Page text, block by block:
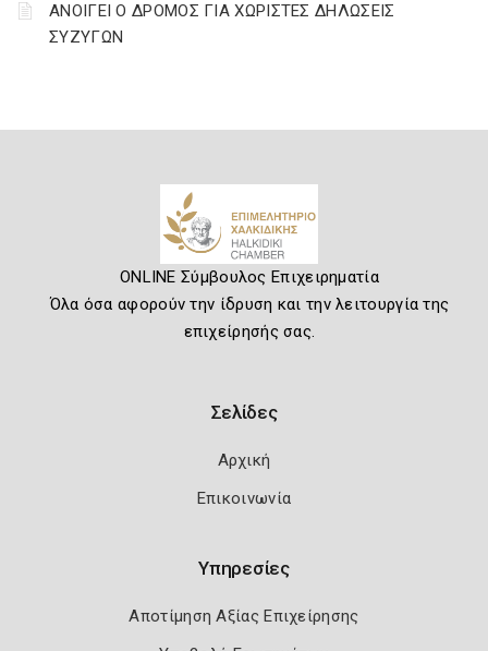
ΑΝΟΙΓΕΙ Ο ΔΡΟΜΟΣ ΓΙΑ ΧΩΡΙΣΤΕΣ ΔΗΛΩΣΕΙΣ
ΣΥΖΥΓΩΝ
ONLINE Σύμβουλος Επιχειρηματία
Όλα όσα αφορούν την ίδρυση και την λειτουργία της
επιχείρησής σας.
Σελίδες
Αρχική
Επικοινωνία
Υπηρεσίες
Αποτίμηση Αξίας Επιχείρησης